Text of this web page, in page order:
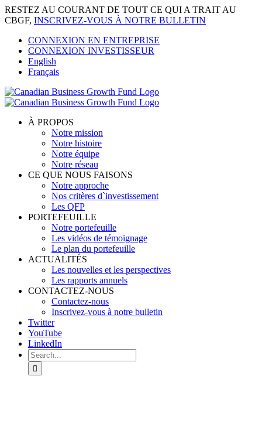
Skip
to
RESTEZ AU COURANT DE TOUT CE QUI A TRAIT AU
CBGF, INSCRIVEZ-VOUS À NOTRE BULLETIN
CONNEXION EN ENTREPRISE
CONNEXION INVESTISSEUR
English
Français
À PROPOS
Notre mission
Notre histoire
Notre équipe
Notre réseau
CE QUE NOUS FAISONS
Notre approche
Nos critères d`investissement
Les QFP
PORTEFEUILLE
Notre portefeuille
Les vidéos de témoignage
Le plan du portefeuille
ACTUALITÉS
Les nouvelles et les perspectives
Les rapports annuels
CONTACTEZ-NOUS
Contactez-nous
Inscrivez-vous à notre bulletin
Twitter
YouTube
LinkedIn
Search
for: